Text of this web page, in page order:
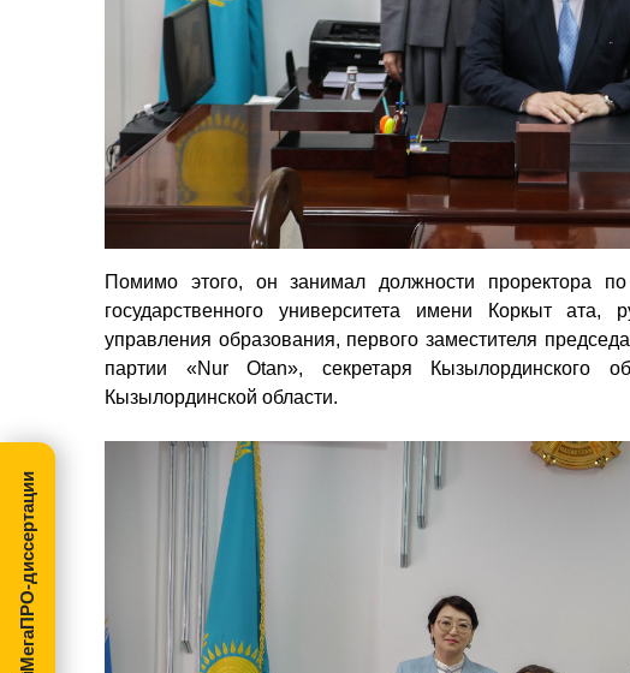
Помимо этого, он занимал должности проректора по
государственного университета имени Коркыт ата,
управления образования, первого заместителя
партии «Nur Otan», секретаря Кызылординского
Кызылординской области.
МегаПРО-диссертации